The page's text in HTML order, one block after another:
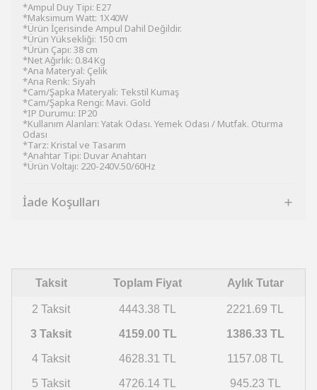
*Ampul Duy Tipi: E27
*Maksimum Watt: 1X40W
*Ürün İçerisinde Ampul Dahil Değildir.
*Ürün Yüksekliği: 150 cm
*Ürün Çapı: 38 cm
*Net Ağırlık: 0.84 Kg
*Ana Materyal: Çelik
*Ana Renk: Siyah
*Cam/Şapka Materyali: Tekstil Kumaş
*Cam/Şapka Rengi: Mavi. Gold
*IP Durumu: IP20
*Kullanım Alanları: Yatak Odası. Yemek Odası / Mutfak. Oturma
Odası
*Tarz: Kristal ve Tasarım
*Anahtar Tipi: Duvar Anahtarı
*Ürün Voltajı: 220-240V.50/60Hz
İade Koşulları
Taksit Toplam Fiyat Aylık Tutar
2 Taksit 4443.38 TL 2221.69 TL
3 Taksit 4159.00 TL 1386.33 TL
4 Taksit 4628.31 TL 1157.08 TL
5 Taksit 4726.14 TL 945.23 TL